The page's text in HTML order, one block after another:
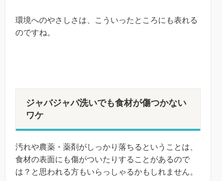
環境へのやさしさは、こういったところにも表れる
のですね。
ジャバジャバ洗いでも食材が傷つかない
ワケ
汚れや農薬・薬剤がしっかり落ちるということは、
食材の表面にも傷がついたりすることがあるので
は？と思われる方もいらっしゃるかもしれません。